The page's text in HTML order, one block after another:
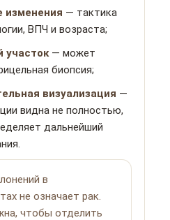
изменения — тактика
ВПЧ и возраста;
участок— может
биопсия;
визуализация —
видна не полностью,
дальнейший
в
не означает рак.
чтобы отделить